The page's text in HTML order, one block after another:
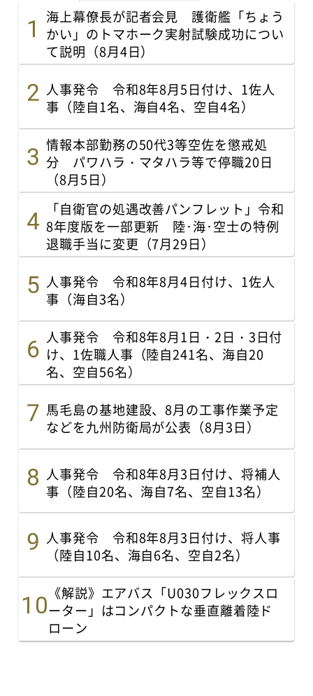
海上幕僚長が記者会見 護衛艦「ちょう
かい」のトマホーク実射試験成功につい
て説明（8月4日）
人事発令 令和8年8月5日付け、1佐人
事（陸自1名、海自4名、空自4名）
情報本部勤務の50代3等空佐を懲戒処
分 パワハラ・マタハラ等で停職20日
（8月5日）
「自衛官の処遇改善パンフレット」令和
8年度版を一部更新 陸･海･空士の特例
退職手当に変更（7月29日）
人事発令 令和8年8月4日付け、1佐人
事（海自3名）
人事発令 令和8年8月1日・2日・3日付
け、1佐職人事（陸自241名、海自20
名、空自56名）
馬毛島の基地建設、8月の工事作業予定
などを九州防衛局が公表（8月3日）
人事発令 令和8年8月3日付け、将補人
事（陸自20名、海自7名、空自13名）
人事発令 令和8年8月3日付け、将人事
（陸自10名、海自6名、空自2名）
《解説》エアバス「U030フレックスロ
ーター」はコンパクトな垂直離着陸ド
ローン